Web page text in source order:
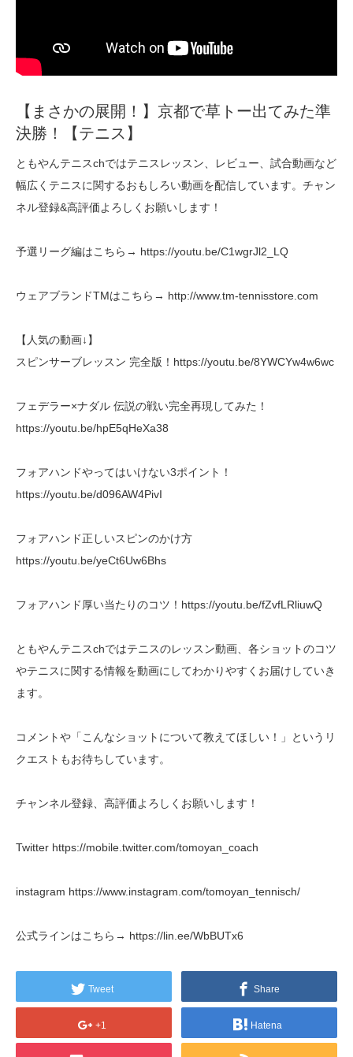
【まさかの展開！】京都で草トー出てみた準
決勝！【テニス】
ともやんテニスchではテニスレッスン、レビュー、試合動画など
幅広くテニスに関するおもしろい動画を配信しています。チャン
ネル登録&高評価よろしくお願いします！
予選リーグ編はこちら→ https://youtu.be/C1wgrJl2_LQ
ウェアブランドTMはこちら→ http://www.tm-tennisstore.com
【人気の動画↓】
スピンサーブレッスン 完全版！https://youtu.be/8YWCYw4w6wc
フェデラー×ナダル 伝説の戦い完全再現してみた！
https://youtu.be/hpE5qHeXa38
フォアハンドやってはいけない3ポイント！
https://youtu.be/d096AW4PivI
フォアハンド正しいスピンのかけ方
https://youtu.be/yeCt6Uw6Bhs
フォアハンド厚い当たりのコツ！https://youtu.be/fZvfLRliuwQ
ともやんテニスchではテニスのレッスン動画、各ショットのコツ
やテニスに関する情報を動画にしてわかりやすくお届けしていき
ます。
コメントや「こんなショットについて教えてほしい！」というリ
クエストもお待ちしています。
チャンネル登録、高評価よろしくお願いします！
Twitter https://mobile.twitter.com/tomoyan_coach
instagram https://www.instagram.com/tomoyan_tennisch/
公式ラインはこちら→ https://lin.ee/WbBUTx6
Tweet Share
+1 Hatena